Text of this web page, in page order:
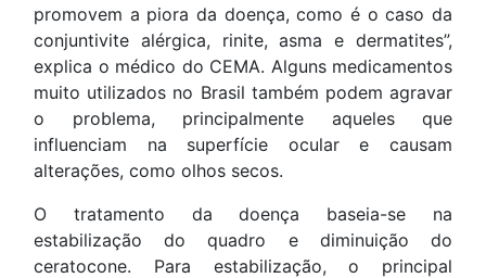
promovem a piora da doença, como é o caso da
conjuntivite alérgica, rinite, asma e dermatites”,
explica o médico do CEMA. Alguns medicamentos
muito utilizados no Brasil também podem agravar
o problema, principalmente aqueles que
influenciam na superfície ocular e causam
alterações, como olhos secos.
O tratamento da doença baseia-se na
estabilização do quadro e diminuição do
ceratocone. Para estabilização, o principal